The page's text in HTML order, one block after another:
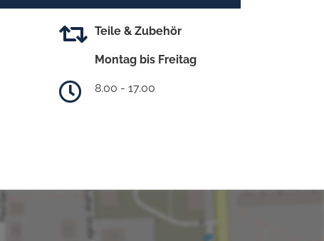
Teile & Zubehör
Montag bis Freitag
8.00 - 17.00